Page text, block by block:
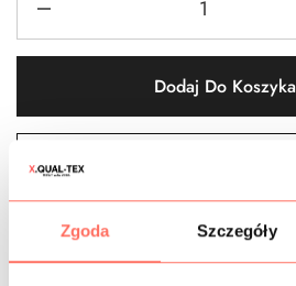
Zgoda Szczegóły
Dodaj Do Koszyka
Bawełna,Bawełny we wzory,Białe
Groszki,Materiały we wzory,